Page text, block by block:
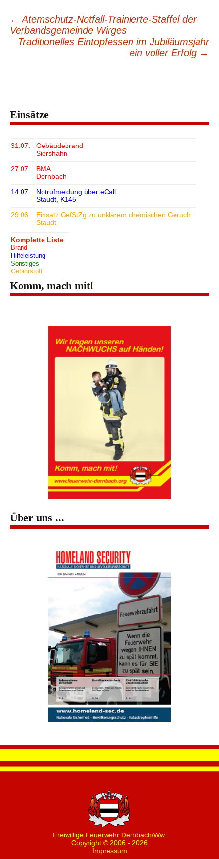
Beitragsnavigation
← Atemschutz-Notfall-Trainierte-Staffel der
Verbandsgemeinde Wirges
Traditionelles Eintopfessen im Jubiläumsjahr
ein voller Erfolg →
Einsätze
31.07.
Gebäudebrand
Siershahn
27.07.
BMA
Dernbach
14.07.
Notrufmeldung über eCall
Staudt, K145
29.06.
Einsatz GefStZg zu unklarem chemischen Geruch
Staudt
Komplette Liste
Brand
Hilfeleistung
Sonstiges
Gefahrstoff
Komm, mach mit!
Über uns ...
Freiwillige Feuerwehr Dernbach/Ww.
Copyright © 2006 - 2026
Impressum